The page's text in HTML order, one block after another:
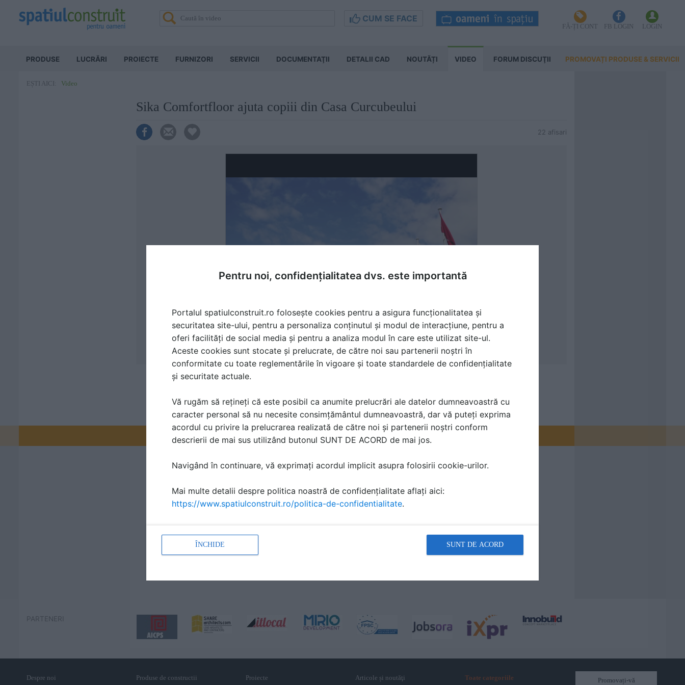
CUM SE FACE
FĂ-ȚI CONT FB LOGIN LOGIN
PRODUSE LUCRĂRI PROIECTE FURNIZORI SERVICII DOCUMENTAŢII DETALII CAD NOUTĂȚI VIDEO FORUM DISCUŢII PROMOVAȚI PRODUSE & SERVICII
EȘTI AICI: Video
Sika Comfortfloor ajuta copiii din Casa Curcubeului
22 afisari
Promovați-vă produsele și serviciile pe SpatiulConstruit.ro!
PARTENERI
Despre noi Produse de constructii Proiecte Articole și noutăţi Toate categoriile
Promovați-vă
Pentru noi, confidențialitatea dvs. este importantă
Portalul spatiulconstruit.ro folosește cookies pentru a asigura funcționalitatea și
securitatea site-ului, pentru a personaliza conținutul și modul de interacțiune, pentru a
oferi facilități de social media și pentru a analiza modul în care este utilizat site-ul.
Aceste cookies sunt stocate și prelucrate, de către noi sau partenerii noștri în
conformitate cu toate reglementările în vigoare și toate standardele de confidențialitate
și securitate actuale.
Vă rugăm să rețineți că este posibil ca anumite prelucrări ale datelor dumneavoastră cu
caracter personal să nu necesite consimțământul dumneavoastră, dar vă puteți exprima
acordul cu privire la prelucrarea realizată de către noi și partenerii noștri conform
descrierii de mai sus utilizând butonul SUNT DE ACORD de mai jos.
Navigând în continuare, vă exprimați acordul implicit asupra folosirii cookie-urilor.
Mai multe detalii despre politica noastră de confidențialitate aflați aici:
https://www.spatiulconstruit.ro/politica-de-confidentialitate.
ÎNCHIDE SUNT DE ACORD